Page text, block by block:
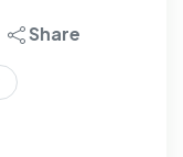
Share